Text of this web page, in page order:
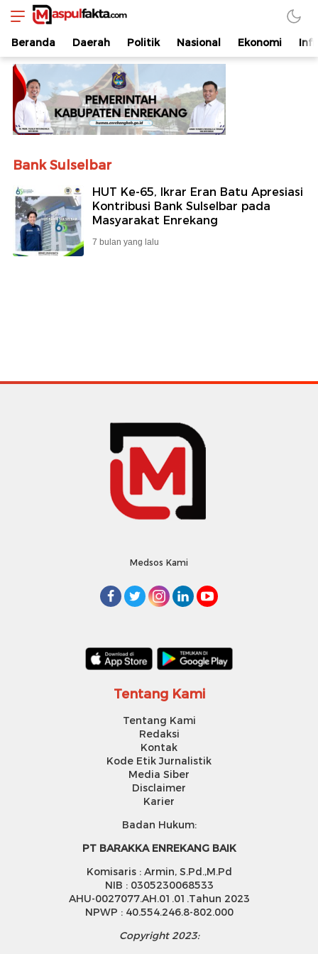
maspulfakta.com
Lokal Mendunia
Beranda Daerah Politik Nasional Ekonomi
Bank Sulselbar
HUT Ke-65, Ikrar Eran Batu Apresiasi
Kontribusi Bank Sulselbar pada
Masyarakat Enrekang
7 bulan yang lalu
Medsos Kami
Tentang Kami
Tentang Kami
Redaksi
Kontak
Kode Etik Jurnalistik
Media Siber
Disclaimer
Karier
Badan Hukum:
PT BARAKKA ENREKANG BAIK
Komisaris : Armin, S.Pd.,M.Pd
NIB : 0305230068533
AHU-0027077.AH.01.01.Tahun 2023
NPWP : 40.554.246.8-802.000
Copyright 2023: